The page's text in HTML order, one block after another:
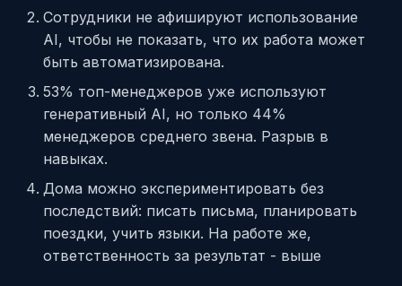
Сотрудники не афишируют использование
AI, чтобы не показать, что их работа может
быть автоматизирована.
53% топ-менеджеров уже используют
генеративный AI, но только 44%
менеджеров среднего звена. Разрыв в
навыках.
Дома можно экспериментировать без
последствий: писать письма, планировать
поездки, учить языки. На работе же,
ответственность за результат - выше